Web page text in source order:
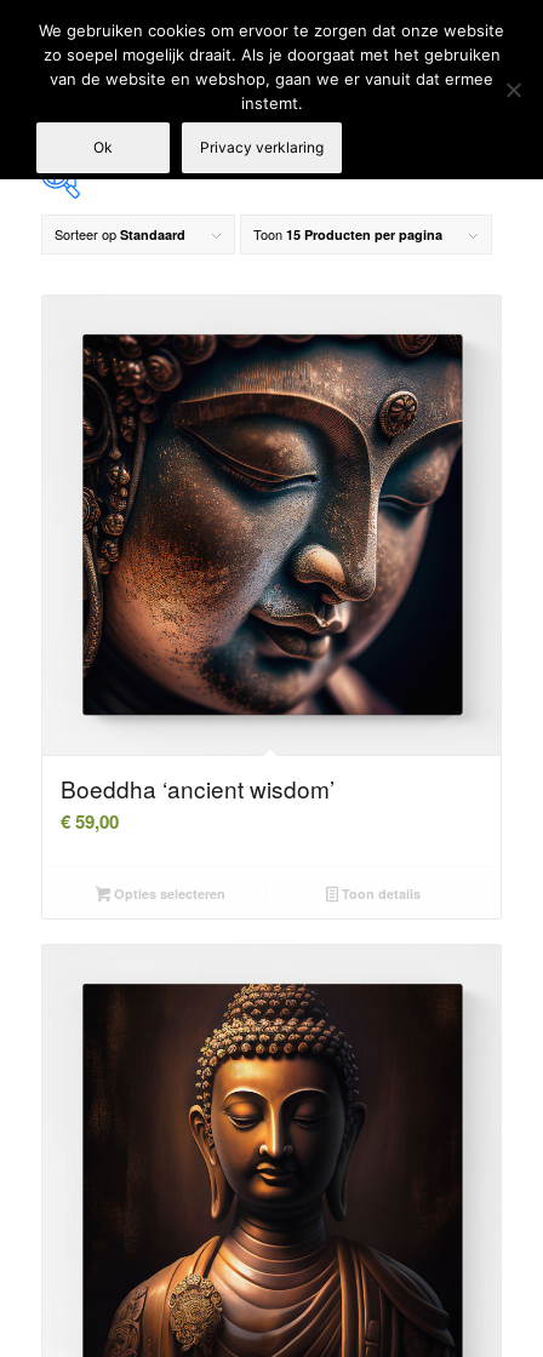
Sorteer op Standaard Toon 15 Producten per pagina
Boeddha ‘ancient wisdom’
€59,00
Opties selecteren Toon details
We gebruiken cookies om ervoor te zorgen dat onze website
zo soepel mogelijk draait. Als je doorgaat met het gebruiken
van de website en webshop, gaan we er vanuit dat ermee
instemt.
Ok Privacy verklaring